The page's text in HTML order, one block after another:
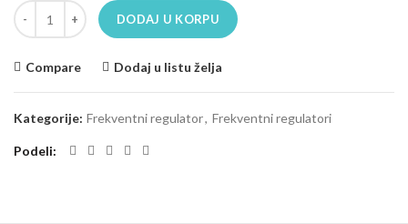
Frekventni regulator E1-150HF, 380-480V, ND-18.5kW 37A, HD-
DODAJ U KORPU
Compare Dodaj u listu želja
Kategorije: Frekventni regulator, Frekventni regulatori
Podeli